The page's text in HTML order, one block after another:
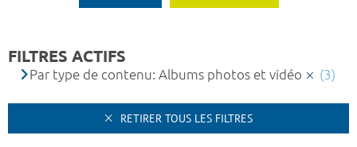
FILTRES ACTIFS
Par type de contenu: Albums photos et vidéo (3)
RETIRER TOUS LES FILTRES